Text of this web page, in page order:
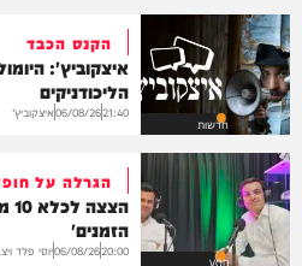
חדשות
הקנס הכבד
איצקוביץ':
הליכודניקים
21:40
06/08/26איצקוביץ'
VOD
הגרלה על
הזמנים'
20:00
06/08/26יוסי פלד